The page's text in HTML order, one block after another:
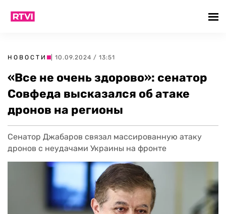
НОВОСТИ | 10.09.2024 / 13:51
«Все не очень здорово»: сенатор
Совфеда высказался об атаке
дронов на регионы
Сенатор Джабаров связал массированную атаку
дронов с неудачами Украины на фронте